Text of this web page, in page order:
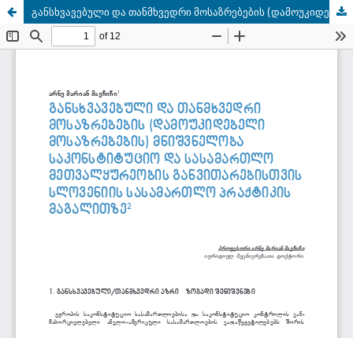
განსხვავებული და თანმხვედრი მოსაზრებების (დამოუკიდებელი მოსაზრებების) მნიშვნელობა საკონსტიტუციო და სასამართლო მეთვალყურეობის განვითარებისთვის სლოვენიის სასამართლო პრაქტიკის მაგალითზე